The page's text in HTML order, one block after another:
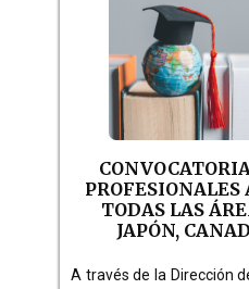
TODAS LAS
JAPÓN,
A través de la Dirección